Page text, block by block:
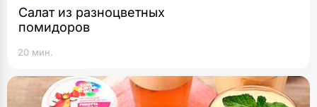
Салат из разноцветных
помидоров
20 мин.